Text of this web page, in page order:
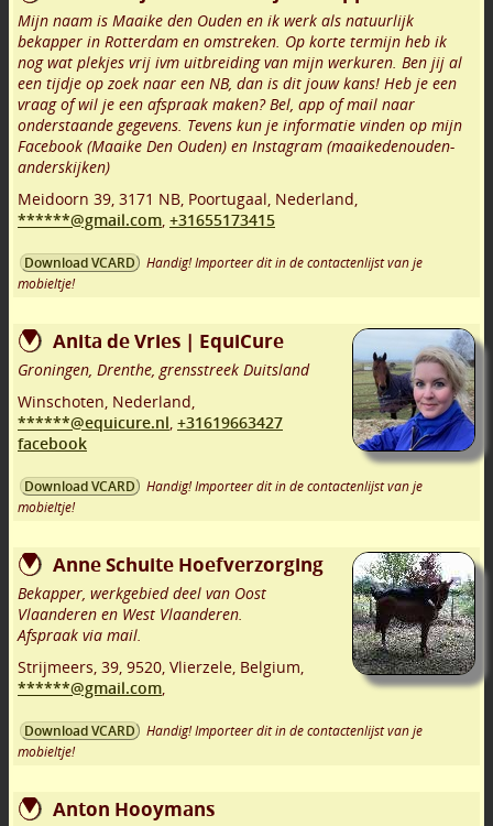
Mijn naam is Maaike den Ouden en ik werk als natuurlijk
bekapper in Rotterdam en omstreken. Op korte termijn heb ik
nog wat plekjes vrij ivm uitbreiding van mijn werkuren. Ben jij al
een tijdje op zoek naar een NB, dan is dit jouw kans! Heb je een
vraag of wil je een afspraak maken? Bel, app of mail naar
onderstaande gegevens. Tevens kun je informatie vinden op mijn
Facebook (Maaike Den Ouden) en Instagram (maaikedenouden-
anderskijken)
Meidoorn 39, 3171 NB, Poortugaal, Nederland,
******@gmail.com, +31655173415
Download VCARD
Handig! Importeer dit in de contactenlijst van je
mobieltje!
Anita de Vries | EquiCure
Groningen, Drenthe, grensstreek Duitsland
Winschoten, Nederland,
******@equicure.nl, +31619663427
facebook
Download VCARD
Handig! Importeer dit in de contactenlijst van je
mobieltje!
Anne Schuite Hoefverzorging
Bekapper, werkgebied deel van Oost
Vlaanderen en West Vlaanderen.
Afspraak via mail.
Strijmeers, 39, 9520, Vlierzele, Belgium,
******@gmail.com,
Download VCARD
Handig! Importeer dit in de contactenlijst van je
mobieltje!
Anton Hooymans